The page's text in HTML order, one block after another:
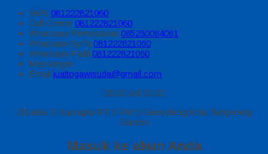
SMS 081222821060
Call Center 081222821060
Whatsapp Pemesanan 085280084081
Whatsapp Syifa 081222821060
Whatsapp Fadil 081222821060
Messenger
Email jualtogawisuda@gmail.com
08.00 s/d 20.00
Jl Letda D Suprapto RT 3 RW 5 Gerendeng Kota Tangerang
Banten
Masuk ke akun Anda